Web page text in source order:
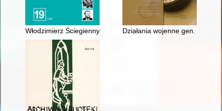
Włodzimierz Ściegienny jako medalier : zbiór medali artysty w
Działania wojenne gen.